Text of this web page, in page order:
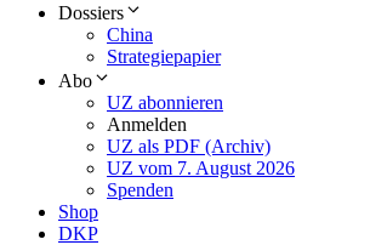
Dossiers
China
Strategiepapier
Abo
UZ abonnieren
Anmelden
UZ als PDF (Archiv)
UZ vom 7. August 2026
Spenden
Shop
DKP